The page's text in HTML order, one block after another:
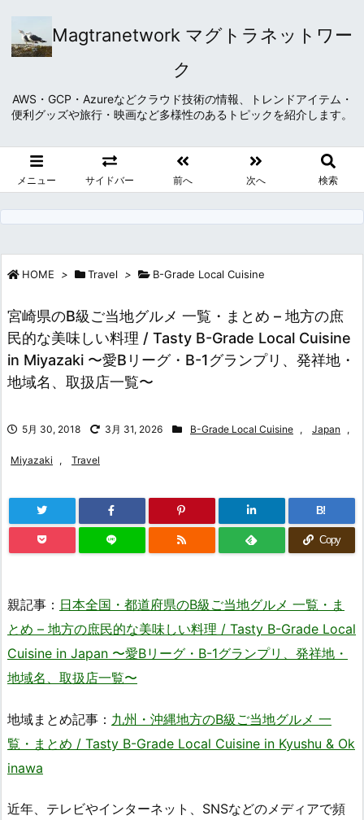
Magtranetwork マグトラネットワー
ク
AWS・GCP・Azureなどクラウド技術の情報、トレンドアイテム・
便利グッズや旅行・映画など多様性のあるトピックを紹介します。
メニュー サイドバー 前へ 次へ 検索
HOME > Travel > B-Grade Local Cuisine
宮崎県のB級ご当地グルメ 一覧・まとめ – 地方の庶
民的な美味しい料理 / Tasty B-Grade Local Cuisine
in Miyazaki 〜愛Bリーグ・B-1グランプリ、発祥地・
地域名、取扱店一覧〜
5月 30, 2018 3月 31, 2026 B-Grade Local Cuisine , Japan ,
Miyazaki , Travel
B!
Copy
親記事： 日本全国・都道府県のB級ご当地グルメ 一覧・ま
とめ – 地方の庶民的な美味しい料理 / Tasty B-Grade Local
Cuisine in Japan 〜愛Bリーグ・B-1グランプリ、発祥地・
地域名、取扱店一覧〜
地域まとめ記事： 九州・沖縄地方のB級ご当地グルメ 一
覧・まとめ / Tasty B-Grade Local Cuisine in Kyushu & Ok
inawa
近年、テレビやインターネット、SNSなどのメディアで頻